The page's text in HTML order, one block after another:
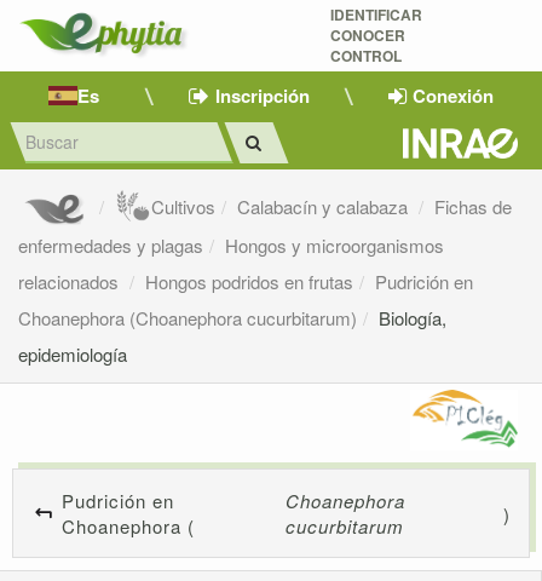
IDENTIFICAR
CONOCER
CONTROL
Es Inscripción Conexión
Cultivos Calabacín y calabaza
Fichas de
enfermedades y plagas
Hongos y microorganismos
relacionados
Hongos podridos en frutas
Pudrición en
Choanephora (Choanephora cucurbitarum)
Biología,
epidemiología
Pudrición en
Choanephora (
Choanephora
cucurbitarum
)